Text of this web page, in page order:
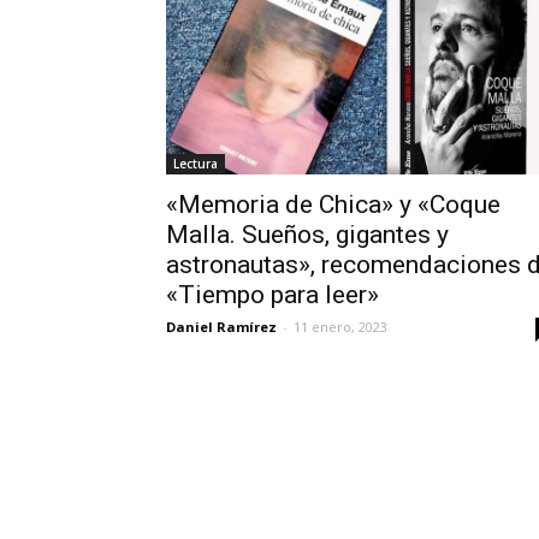
Lectura
«Memoria de Chica» y «Coque
Malla. Sueños, gigantes y
astronautas», recomendaciones
«Tiempo para leer»
Daniel Ramírez - 11 enero, 2023